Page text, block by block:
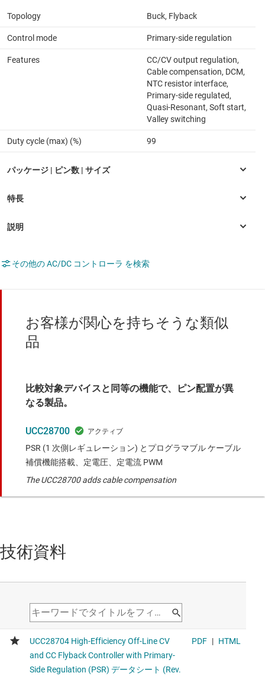
Topology Buck, Flyback
Control mode Primary-side regulation
Features
CC/CV output regulation,
Cable compensation, DCM,
NTC resistor interface,
Primary-side regulated,
Quasi-Resonant, Soft start,
Valley switching
Duty cycle (max) (%) 99
その他の AC/DC コントローラ を検索
お客様が関心を持ちそうな類似
品
比較対象デバイスと同等の機能で、ピン配置が異
なる製品。
UCC28700
PSR (1 次側レギュレーション) とプログラマブル ケーブル
補償機能搭載、定電圧、定電流 PWM
The UCC28700 adds cable compensation
技術資料